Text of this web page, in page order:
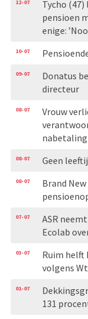
12-07
Tycho
pensioen
enige:
10-07
09-07
Donatus
directeur
08-07
Vrouw
nabetaling
08-07 Geen
08-07
Brand
07-07
ASR
Ecolab
03-07
Ruim helft
volgens
01-07
131